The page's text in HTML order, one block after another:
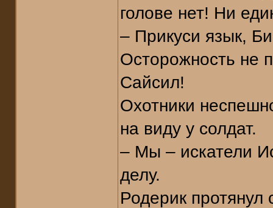
голове нет! Ни
– Прикуси язык,
Осторожность не
Сайсил!
Охотники
на виду у солдат.
– Мы – искатели
делу.
Родерик протянул